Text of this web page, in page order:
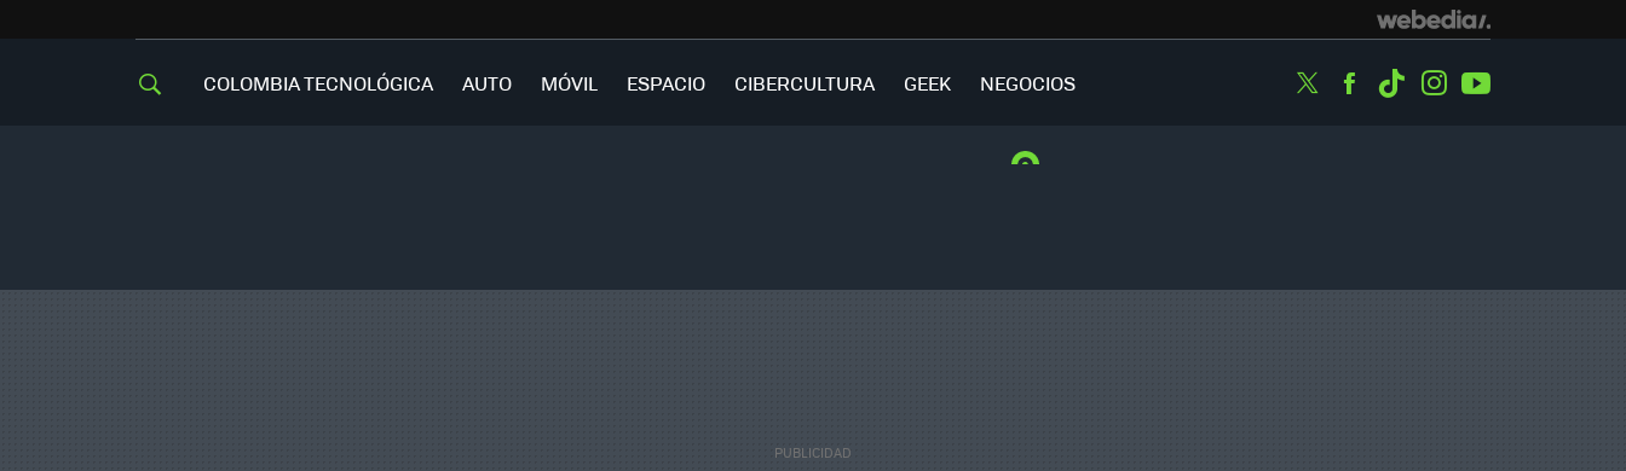
COLOMBIA TECNOLÓGICA AUTO MÓVIL ESPACIO CIBERCULTURA GEEK NEGOCIOS TwitterFacebook
TiktokInstagram